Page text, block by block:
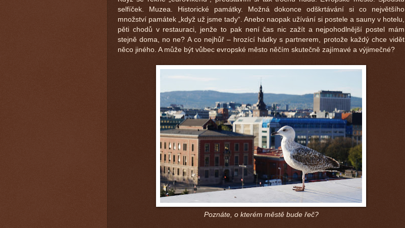
selfíček. Muzea. Historické památky. Možná dokonce odškrtávání si co největšího
množství památek „když už jsme tady“. Anebo naopak užívání si postele a sauny v hotelu,
pěti chodů v restauraci, jenže to pak není čas nic zažít a nejpohodlnější postel mám
stejně doma, no ne? A co nejhůř – hrozící hádky s partnerem, protože každý chce vidět
něco jiného. A může být vůbec evropské město něčím skutečně zajímavé a výjimečné?
Poznáte, o kterém městě bude řeč?